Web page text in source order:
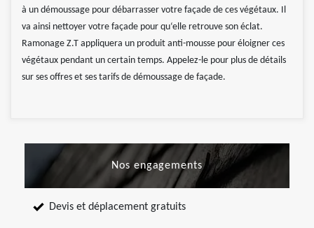
à un démoussage pour débarrasser votre façade de ces végétaux. Il
va ainsi nettoyer votre façade pour qu‘elle retrouve son éclat.
Ramonage Z.T appliquera un produit anti-mousse pour éloigner ces
végétaux pendant un certain temps. Appelez-le pour plus de détails
sur ses offres et ses tarifs de démoussage de façade.
Nos engagements
Devis et déplacement gratuits